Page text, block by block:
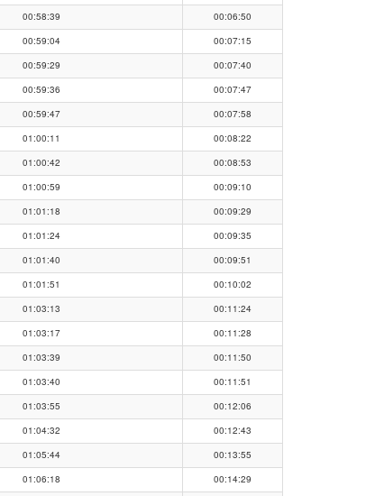
00:58:39
00:06:50
00:59:04
00:07:15
00:59:29
00:07:40
00:59:36
00:07:47
00:59:47
00:07:58
01:00:11
00:08:22
01:00:42
00:08:53
01:00:59
00:09:10
01:01:18
00:09:29
01:01:24
00:09:35
01:01:40
00:09:51
01:01:51
00:10:02
01:03:13
00:11:24
01:03:17
00:11:28
01:03:39
00:11:50
01:03:40
00:11:51
01:03:55
00:12:06
01:04:32
00:12:43
01:05:44
00:13:55
01:06:18
00:14:29